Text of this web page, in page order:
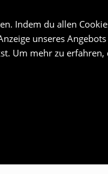
Indem du allen
unseres
Um mehr zu